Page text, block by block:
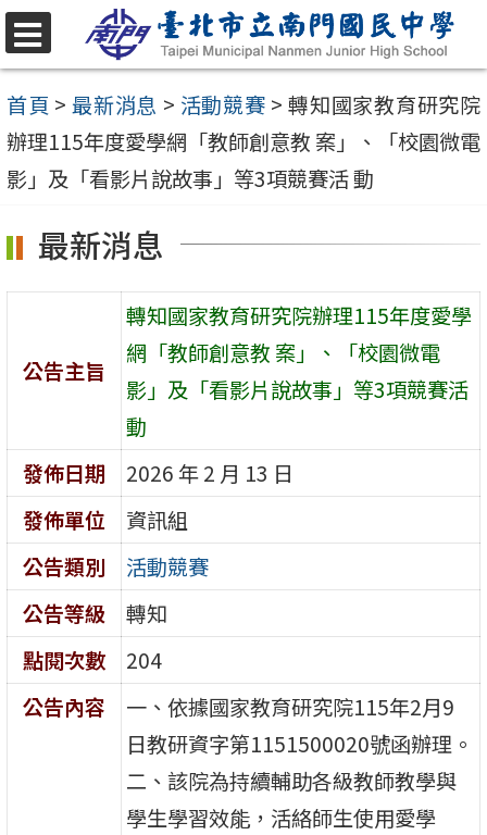
跳
至
主
要
內
區
選
單
首頁 > 最新消息 > 活動競賽 > 轉知國家教育研究院
辦理115年度愛學網「教師創意教 案」、「校園微電
影」及「看影片說故事」等3項競賽活 動
最新消息
公告主旨
轉知國家教育研究院辦理115年度愛學
網「教師創意教 案」、「校園微電
影」及「看影片說故事」等3項競賽活
動
發佈日期
2026 年 2 月 13 日
發佈單位
資訊組
公告類別
活動競賽
公告等級
轉知
點閱次數
204
公告內容
一、依據國家教育研究院115年2月9
日教研資字第1151500020號函辦理。
二、該院為持續輔助各級教師教學與
學生學習效能，活絡師生使用愛學